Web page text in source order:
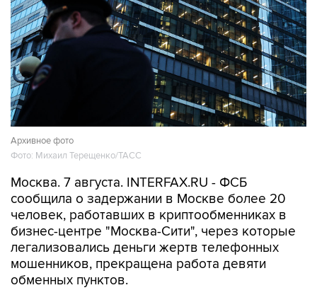
Архивное фото
Фото: Михаил Терещенко/ТАСС
Москва. 7 августа. INTERFAX.RU - ФСБ
сообщила о задержании в Москве более 20
человек, работавших в криптообменниках в
бизнес-центре "Москва-Сити", через которые
легализовались деньги жертв телефонных
мошенников, прекращена работа девяти
обменных пунктов.